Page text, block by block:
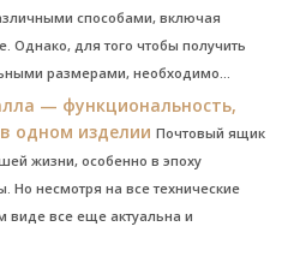
способами, включая
Однако, для того чтобы получить
размерами, необходимо...
— функциональность,
одном изделии Почтовый ящик
жизни, особенно в эпоху
Но несмотря на все технические
виде все еще актуальна и